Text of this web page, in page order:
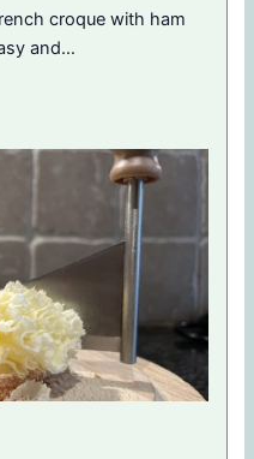
croque with ham
and…